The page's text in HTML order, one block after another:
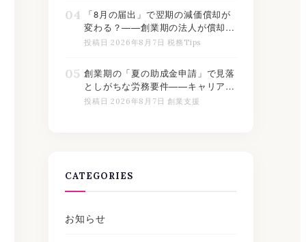
税率整理【2026年版】
04
「8月の届出」で翌期の減価償却が
変わる？——創業期の法人が償却方
法の届出・変更届出を出すべきか判
【2026年版】
投稿日 2026年8月7日 税務Tips
05 創業期の「夏の助成金申請」で見落
としがちな労務要件——キャリアア
ップ助成金・トライアル雇用助成金
投稿日 2026年8月7日 創業支援
CATEGORIES
お知らせ